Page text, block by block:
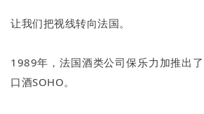
让我们把视线转向法国。
1989年，法国酒类公司保乐力加推出
口酒SOHO。